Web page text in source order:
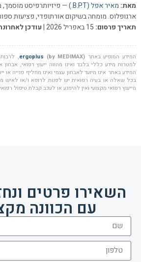
מאת: מאיר אפל (B.P.T.)
— פיזיותרפיסט
ארגופלוס. מומחה בשיקום אורתופדי, פציעות
תאריך פרסום:
עודכן
המידע המופיע באתר ergoplus (by MEDIMAX)
,
למטרות מידע כללי בלבד ואינו מהווה ייעוץ רפואי,
המידע באתר אינו מיועד לאבחון עצמי ואינו מחליף פנייה
בכל שאלה או בעיה רפואית יש לפנות לרופא ו/או לאיש
מייעוץ רפואי מקצועי ואין להימנע או לעכב קבלת טיפול
השאירו פרטים
עם הכוונה